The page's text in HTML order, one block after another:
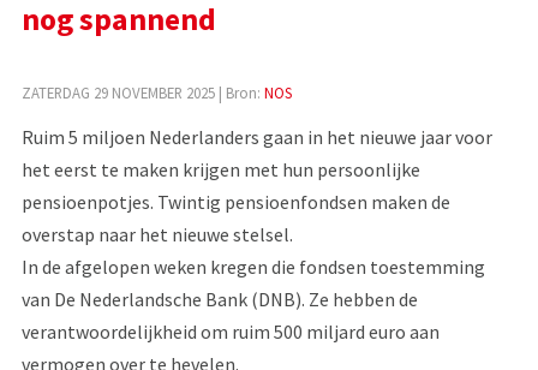
nog spannend
ZATERDAG 29 NOVEMBER 2025| Bron: NOS
Ruim 5 miljoen Nederlanders gaan in het nieuwe jaar voor
het eerst te maken krijgen met hun persoonlijke
pensioenpotjes. Twintig pensioenfondsen maken de
overstap naar het nieuwe stelsel.
In de afgelopen weken kregen die fondsen toestemming
van De Nederlandsche Bank (DNB). Ze hebben de
verantwoordelijkheid om ruim 500 miljard euro aan
vermogen over te hevelen.